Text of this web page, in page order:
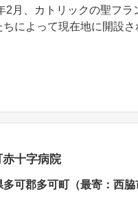
2月、カトリックの聖フ
ちによって現在地に開設
赤十字病院
多可郡多可町（最寄：西